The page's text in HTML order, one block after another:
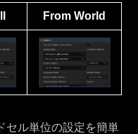
From World
セル単位の設定を簡単